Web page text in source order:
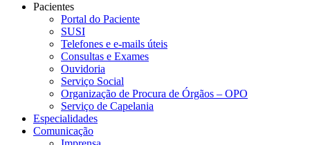
Pacientes
Portal do Paciente
SUSI
Telefones e e-mails úteis
Consultas e Exames
Ouvidoria
Serviço Social
Organização de Procura de Órgãos – OPO
Serviço de Capelania
Especialidades
Comunicação